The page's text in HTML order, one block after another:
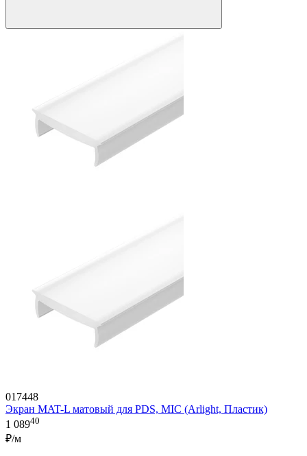
017448
Экран MAT-L матовый для PDS, MIC (Arlight, Пластик)
1 08940
₽/м